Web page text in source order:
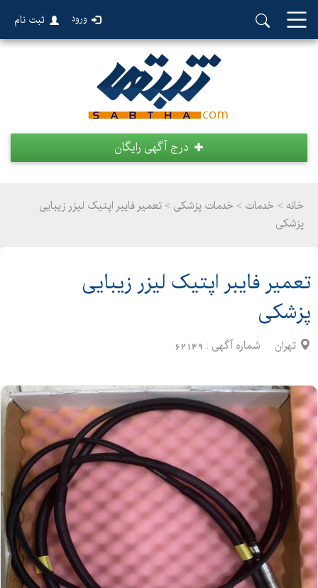
ورود ثبت نام
درج آگهی رایگان
خانه > خدمات > خدمات پزشکی > تعمیر فایبر اپتیک لیزر زیبایی
پزشکی
تعمیر فایبر اپتیک لیزر زیبایی
پزشکی
تهران شماره آگهی : 62149